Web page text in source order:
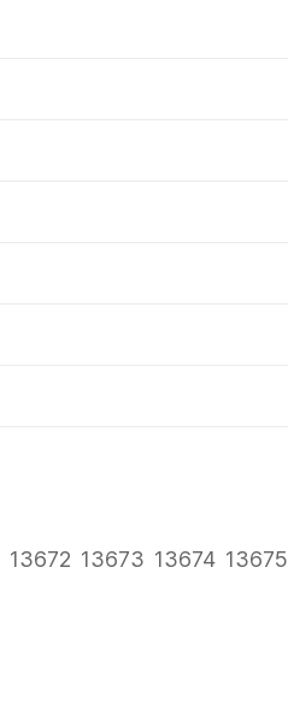
13672 13673 13674 13675
다음맨끝